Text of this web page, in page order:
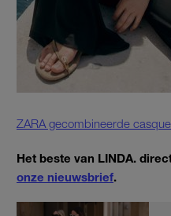
ZARA gecombineerde
Het beste van LINDA.
onze nieuwsbrief.